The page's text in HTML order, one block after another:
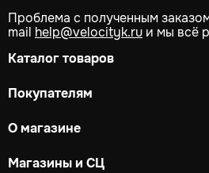
Проблема с полученным
mail help@velocityk.ru и мы всё
Каталог товаров
Покупателям
О магазине
Магазины и СЦ